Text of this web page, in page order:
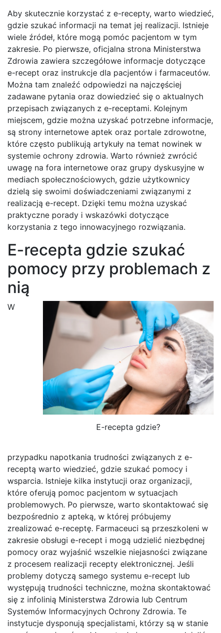
Aby skutecznie korzystać z e-recepty, warto wiedzieć,
gdzie szukać informacji na temat jej realizacji. Istnieje
wiele źródeł, które mogą pomóc pacjentom w tym
zakresie. Po pierwsze, oficjalna strona Ministerstwa
Zdrowia zawiera szczegółowe informacje dotyczące
e-recept oraz instrukcje dla pacjentów i farmaceutów.
Można tam znaleźć odpowiedzi na najczęściej
zadawane pytania oraz dowiedzieć się o aktualnych
przepisach związanych z e-receptami. Kolejnym
miejscem, gdzie można uzyskać potrzebne informacje,
są strony internetowe aptek oraz portale zdrowotne,
które często publikują artykuły na temat nowinek w
systemie ochrony zdrowia. Warto również zwrócić
uwagę na fora internetowe oraz grupy dyskusyjne w
mediach społecznościowych, gdzie użytkownicy
dzielą się swoimi doświadczeniami związanymi z
realizacją e-recept. Dzięki temu można uzyskać
praktyczne porady i wskazówki dotyczące
korzystania z tego innowacyjnego rozwiązania.
E-recepta gdzie szukać
pomocy przy problemach z
nią
E-recepta gdzie?
W
przypadku napotkania trudności związanych z e-
receptą warto wiedzieć, gdzie szukać pomocy i
wsparcia. Istnieje kilka instytucji oraz organizacji,
które oferują pomoc pacjentom w sytuacjach
problemowych. Po pierwsze, warto skontaktować się
bezpośrednio z apteką, w której próbujemy
zrealizować e-receptę. Farmaceuci są przeszkoleni w
zakresie obsługi e-recept i mogą udzielić niezbędnej
pomocy oraz wyjaśnić wszelkie niejasności związane
z procesem realizacji recepty elektronicznej. Jeśli
problemy dotyczą samego systemu e-recept lub
występują trudności techniczne, można skontaktować
się z infolinią Ministerstwa Zdrowia lub Centrum
Systemów Informacyjnych Ochrony Zdrowia. Te
instytucje dysponują specjalistami, którzy są w stanie